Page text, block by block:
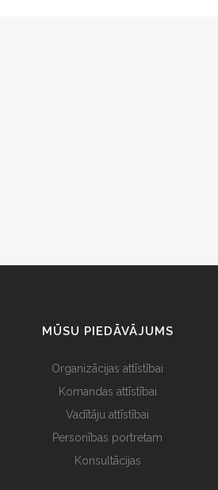
MŪSU PIEDĀVĀJUMS
Organizācijas attīstībai
Komandas attīstībai
Vadītāju attīstībai
Personības portretam
Konsultācijas